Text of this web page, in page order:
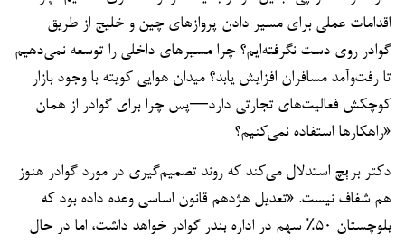
اقدامات عملی برای مسیر دادن پروازهای چین و خلیج از طریق
گوادر روی دست نگرفته‌ایم؟ چرا مسیرهای داخلی را توسعه نمی‌دهیم
تا رفت‌وآمد مسافران افزایش یابد؟ میدان هوایی کویته با وجود بازار
کوچکش فعالیت‌های تجارتی دارد—پس چرا برای گوادر از همان
راهکارها استفاده نمی‌کنیم؟»
دکتر برېچ استدلال می‌کند که روند تصمیم‌گیری در مورد گوادر هنوز
هم شفاف نیست. «تعدیل هژدهم قانون اساسی وعده داده بود که
بلوچستان ۵۰٪ سهم در اداره بندر گوادر خواهد داشت، اما در حال